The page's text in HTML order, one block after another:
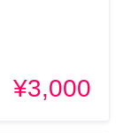
¥3,000